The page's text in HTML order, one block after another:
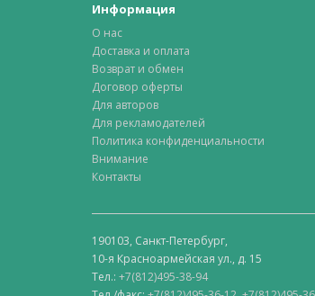
Информация
О нас
Доставка и оплата
Возврат и обмен
Договор оферты
Для авторов
Для рекламодателей
Политика конфиденциальности
Внимание
Контакты
190103, Санкт-Петербург,
10-я Красноармейская ул., д. 15
Тел.: +7(812)495-38-94